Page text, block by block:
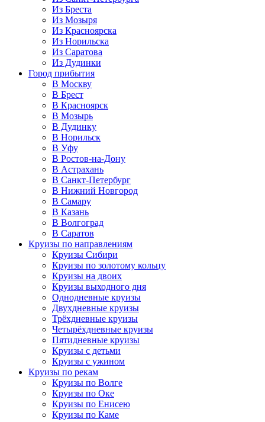
Из Бреста
Из Мозыря
Из Красноярска
Из Норильска
Из Саратова
Из Дудинки
Город прибытия
В Москву
В Брест
В Красноярск
В Мозырь
В Дудинку
В Норильск
В Уфу
В Ростов-на-Дону
В Астрахань
В Санкт-Петербург
В Нижний Новгород
В Самару
В Казань
В Волгоград
В Саратов
Круизы по направлениям
Круизы Сибири
Круизы по золотому кольцу
Круизы на двоих
Круизы выходного дня
Однодневные круизы
Двухдневные круизы
Трёхдневные круизы
Четырёхдневные круизы
Пятидневные круизы
Круизы с детьми
Круизы с ужином
Круизы по рекам
Круизы по Волге
Круизы по Оке
Круизы по Енисею
Круизы по Каме